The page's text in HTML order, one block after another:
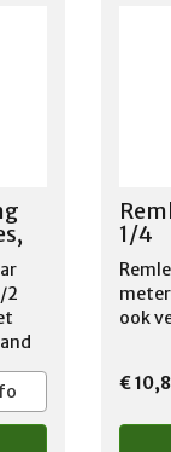
2
1/4
ook
€